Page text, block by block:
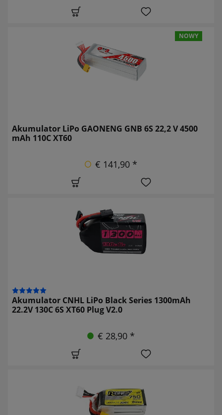
NOWY
Akumulator LiPo GAONENG GNB 6S 22,2 V 4500
mAh 110C XT60
€ 141,90 *
Akumulator CNHL LiPo Black Series 1300mAh
22.2V 130C 6S XT60 Plug V2.0
€ 28,90 *